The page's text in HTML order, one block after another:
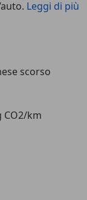
Leggi di più
scorso
CO2/km